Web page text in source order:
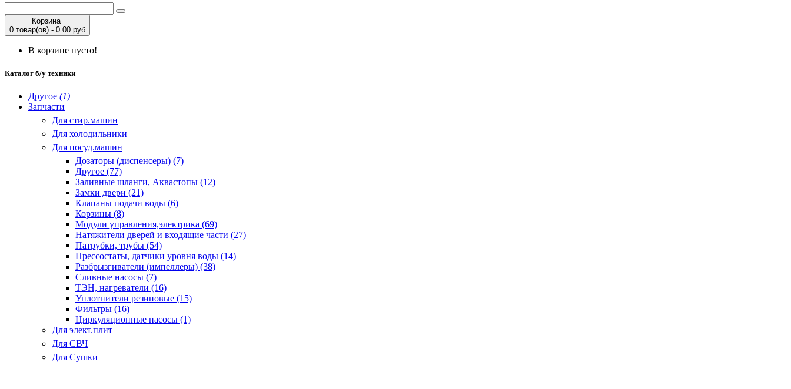
Корзина
0 товар(ов) - 0.00 руб
В корзине пусто!
Каталог б/у техники
Другое (1)
Запчасти
Для стир.машин
Для холодильники
Для посуд.машин
Дозаторы (диспенсеры) (7)
Другое (77)
Заливные шланги, Аквастопы (12)
Замки двери (21)
Клапаны подачи воды (6)
Корзины (8)
Модули управления,электрика (69)
Натяжители дверей и входящие части (27)
Патрубки, трубы (54)
Прессостаты, датчики уровня воды (14)
Разбрызгиватели (импеллеры) (38)
Сливные насосы (7)
ТЭН, нагреватели (16)
Уплотнители резиновые (15)
Фильтры (16)
Циркуляционные насосы (1)
Для элект.плит
Для СВЧ
Для Сушки